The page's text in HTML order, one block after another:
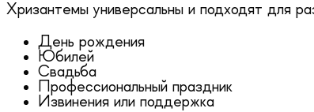
Хризантемы универсальны и подходят для
День рождения
Юбилей
Свадьба
Профессиональный праздник
Извинения или поддержка